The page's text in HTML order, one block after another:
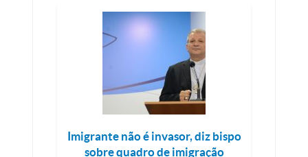
Imigrante não é invasor, diz bispo
sobre quadro de imigração